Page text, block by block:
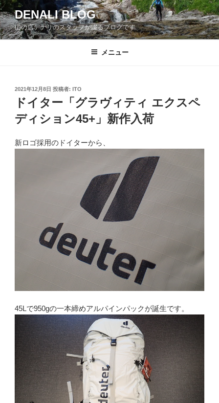
コ
ン
テ
ン
DENALI BLOG
山の店デナリのスタッフが綴るブログです
メニュー
投
稿
2021年12月8日 投稿者: ITO
ドイター「グラヴィティ エクスペ
ディション45+」新作入荷
新ロゴ採用のドイターから、
45Lで950gの一本締めアルパインパックが誕生です。